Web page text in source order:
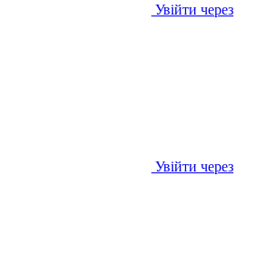
Увійти через
Увійти через